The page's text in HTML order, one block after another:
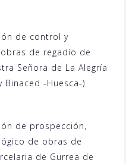
de control y
de regadío de
Señora de La Alegría
Binaced -Huesca-)
de prospección,
de obras de
de Gurrea de